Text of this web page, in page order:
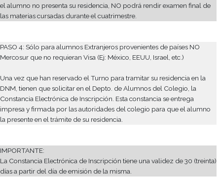
Para solicitar este turno es necesario tener el Certificado de
Antecedentes Penales en Argentina, ya que se solicita el
El turno se solicita por Internet
enhttp://www.migraciones.gov.ar/accesible/
Imprimir la constancia en donde figura día y hora del turno y
una copia del turno obtenido en Depto. de Alumnos.
Generalmente los turnos se dan con una demora de tres
dependiendo de la época del año es posible conseguirlo en
tiempo.